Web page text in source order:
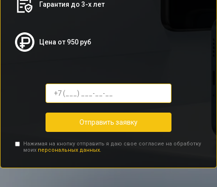
Гарантия до 3-х лет
Цена от 950 руб
Отправить заявку
Нажимая на кнопку отправить я даю свое согласие на обработку
моих персональных данных.